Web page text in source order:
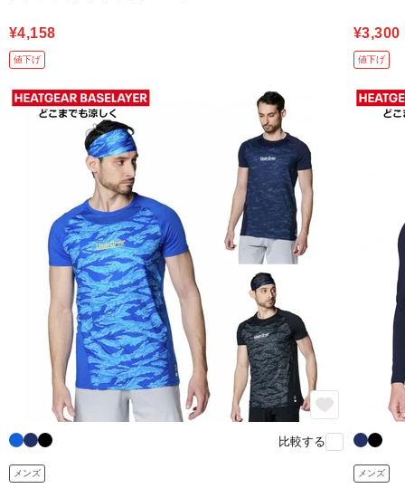
¥4,158
値下げ
¥3,300
値下げ
比較する
メンズ メンズ